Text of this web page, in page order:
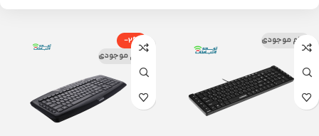
اتمام موجودی
-2%
اتمام موجودی